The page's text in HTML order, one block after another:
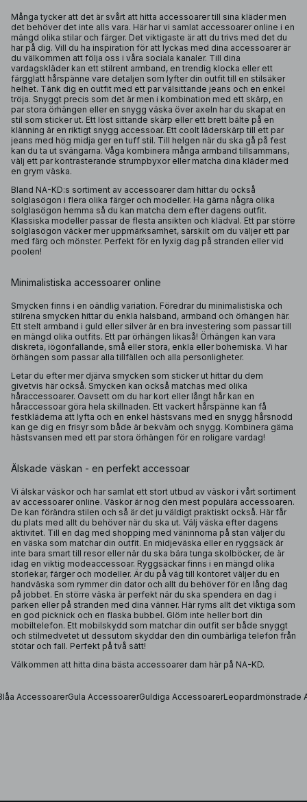
Många tycker att det är svårt att hitta accessoarer till sina kläder men
det behöver det inte alls vara. Här har vi samlat accessoarer online i en
mängd olika stilar och färger. Det viktigaste är att du trivs med det du
har på dig. Vill du ha inspiration för att lyckas med dina accessoarer är
du välkommen att följa oss i våra sociala kanaler. Till dina
vardagskläder kan ett stilrent armband, en trendig klocka eller ett
färgglatt hårspänne vare detaljen som lyfter din outfit till en stilsäker
helhet. Tänk dig en outfit med ett par välsittande jeans och en enkel
tröja. Snyggt precis som det är men i kombination med ett skärp, en
par stora örhängen eller en snygg väska över axeln har du skapat en
stil som sticker ut. Ett löst sittande skärp eller ett brett bälte på en
klänning är en riktigt snygg accessoar. Ett coolt läderskärp till ett par
jeans med hög midja ger en tuff stil. Till helgen när du ska gå på fest
kan du ta ut svängarna. Våga kombinera många armband tillsammans,
välj ett par kontrasterande strumpbyxor eller matcha dina kläder med
en grym väska.
Bland NA-KD:s sortiment av accessoarer dam hittar du också
solglasögon i flera olika färger och modeller. Ha gärna några olika
solglasögon hemma så du kan matcha dem efter dagens outfit.
Klassiska modeller passar de flesta ansikten och klädval. Ett par större
solglasögon väcker mer uppmärksamhet, särskilt om du väljer ett par
med färg och mönster. Perfekt för en lyxig dag på stranden eller vid
poolen!
Minimalistiska accessoarer online
Smycken finns i en oändlig variation. Föredrar du minimalistiska och
stilrena smycken hittar du enkla halsband, armband och örhängen här.
Ett stelt armband i guld eller silver är en bra investering som passar till
en mängd olika outfits. Ett par örhängen likaså! Örhängen kan vara
diskreta, iögonfallande, små eller stora, enkla eller bohemiska. Vi har
örhängen som passar alla tillfällen och alla personligheter.
Letar du efter mer djärva smycken som sticker ut hittar du dem
givetvis här också. Smycken kan också matchas med olika
håraccessoarer. Oavsett om du har kort eller långt hår kan en
håraccessoar göra hela skillnaden. Ett vackert hårspänne kan få
festkläderna att lyfta och en enkel hästsvans med en snygg hårsnodd
kan ge dig en frisyr som både är bekväm och snygg. Kombinera gärna
hästsvansen med ett par stora örhängen för en roligare vardag!
Älskade väskan - en perfekt accessoar
Vi älskar väskor och har samlat ett stort utbud av väskor i vårt sortiment
av accessoarer online. Väskor är nog den mest populära accessoaren.
De kan förändra stilen och så är det ju väldigt praktiskt också. Här får
du plats med allt du behöver när du ska ut. Välj väska efter dagens
aktivitet. Till en dag med shopping med väninnorna på stan väljer du
en väska som matchar din outfit. En midjeväska eller en ryggsäck är
inte bara smart till resor eller när du ska bära tunga skolböcker, de är
idag en viktig modeaccessoar. Ryggsäckar finns i en mängd olika
storlekar, färger och modeller. Är du på väg till kontoret väljer du en
handväska som rymmer din dator och allt du behöver för en lång dag
på jobbet. En större väska är perfekt när du ska spendera en dag i
parken eller på stranden med dina vänner. Här ryms allt det viktiga som
en god picknick och en flaska bubbel. Glöm inte heller bort din
mobiltelefon. Ett mobilskydd som matchar din outfit ser både snyggt
och stilmedvetet ut dessutom skyddar den din oumbärliga telefon från
stötar och fall. Perfekt på två sätt!
Välkommen att hitta dina bästa accessoarer dam här på NA-KD.
AccessoarerGula AccessoarerGuldiga AccessoarerLeopardmönstrade